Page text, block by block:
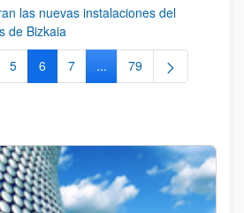
las nuevas instalaciones del
de Bizkaia
intermedias Use TAB para
Página
5 Página
6 Página
7 ...Páginas intermedias
Página
79